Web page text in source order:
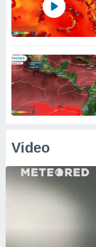
Video